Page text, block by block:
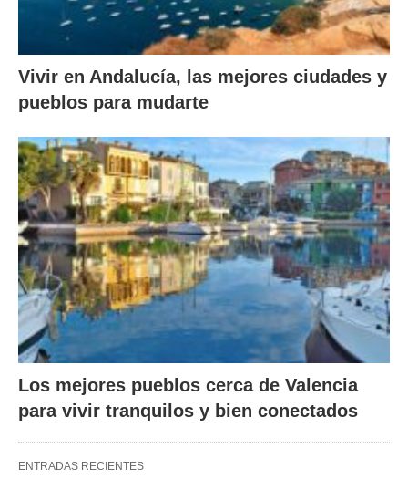
Vivir en Andalucía, las mejores ciudades y
pueblos para mudarte
Los mejores pueblos cerca de Valencia
para vivir tranquilos y bien conectados
ENTRADAS RECIENTES